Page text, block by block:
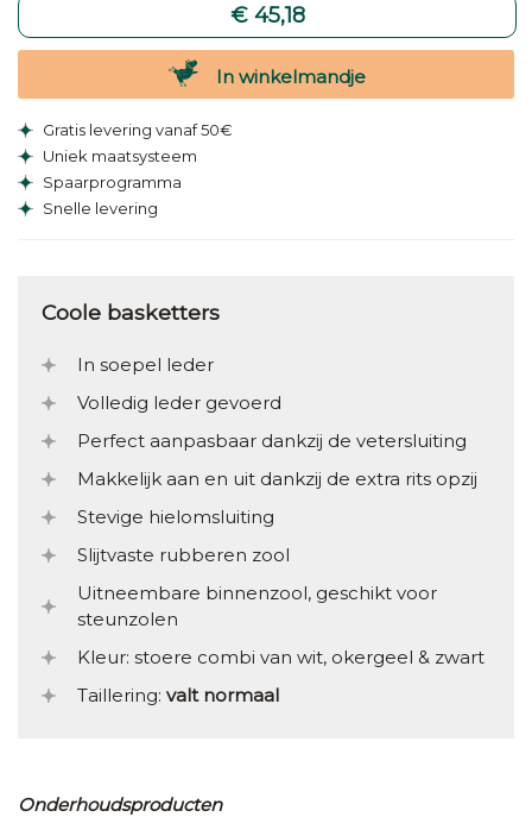
€ 45,18
In winkelmandje
Gratis levering vanaf 50€
Uniek maatsysteem
Spaarprogramma
Snelle levering
Coole basketters
In soepel leder
Volledig leder gevoerd
Perfect aanpasbaar dankzij de vetersluiting
Makkelijk aan en uit dankzij de extra rits opzij
Stevige hielomsluiting
Slijtvaste rubberen zool
Uitneembare binnenzool, geschikt voor
steunzolen
Kleur: stoere combi van wit, okergeel & zwart
Taillering: valt normaal
Onderhoudsproducten